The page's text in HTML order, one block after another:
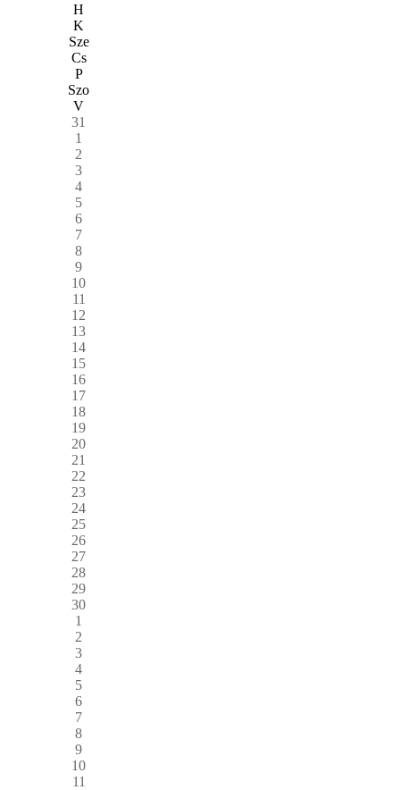
H
K
Sze
Cs
P
Szo
V
31
1
2
3
4
5
6
7
8
9
10
11
12
13
14
15
16
17
18
19
20
21
22
23
24
25
26
27
28
29
30
1
2
3
4
5
6
7
8
9
10
11